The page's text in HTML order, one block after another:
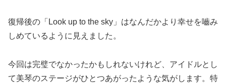
復帰後の「Look up to the sky」はなんだかより幸せを嚙み
しめているように見えました。
今回は完璧でなかったかもしれないけれど、アイドルとし
て美琴のステージがひとつあがったような気がします。特